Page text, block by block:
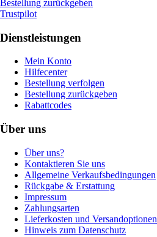
Bestellung zurückgeben
Trustpilot
Dienstleistungen
Mein Konto
Hilfecenter
Bestellung verfolgen
Bestellung zurückgeben
Rabattcodes
Über uns
Über uns?
Kontaktieren Sie uns
Allgemeine Verkaufsbedingungen
Rückgabe & Erstattung
Impressum
Zahlungsarten
Lieferkosten und Versandoptionen
Hinweis zum Datenschutz